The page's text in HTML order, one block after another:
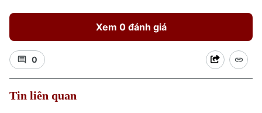
Xem 0 đánh giá
0
Tin liên quan